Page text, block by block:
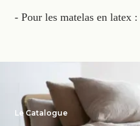
- Pour les matelas en latex
Le Catalogue